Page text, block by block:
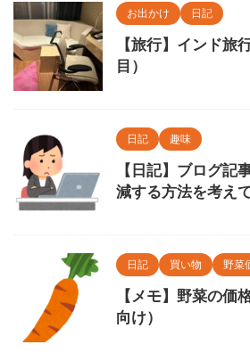
お出かけ 日記
【旅行】インド旅
目）
日記 趣味
【日記】ブログ記
減する方法を考え
日記 買い物 野菜
【メモ】野菜の
向け）